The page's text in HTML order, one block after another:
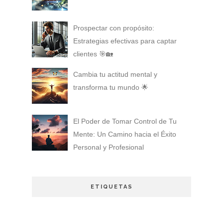
Prospectar con propósito:
Estrategias efectivas para captar
clientes 🎯🏡
Cambia tu actitud mental y
transforma tu mundo 🌟
El Poder de Tomar Control de Tu
Mente: Un Camino hacia el Éxito
Personal y Profesional
ETIQUETAS